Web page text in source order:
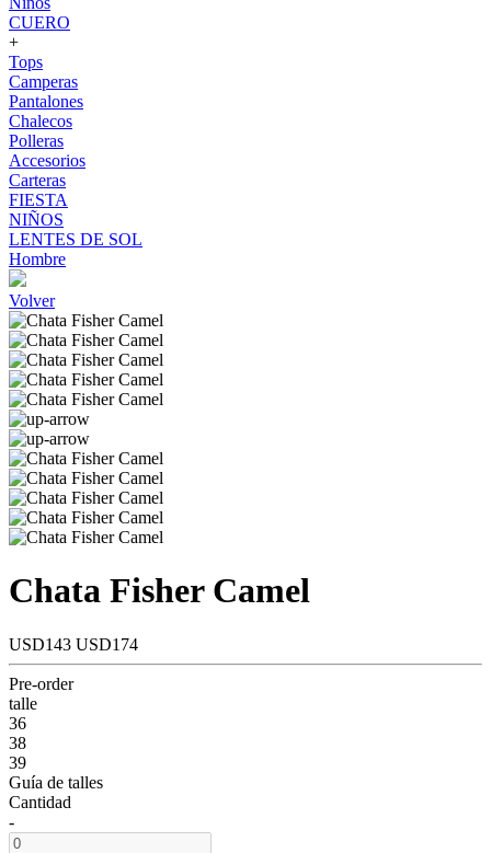
CUERO
+
Tops
Camperas
Pantalones
Chalecos
Polleras
Accesorios
Carteras
FIESTA
NIÑOS
LENTES DE SOL
Hombre
Volver
Chata Fisher Camel
USD143 USD174
Pre-order
talle
36
38
39
Guía de talles
Cantidad
-